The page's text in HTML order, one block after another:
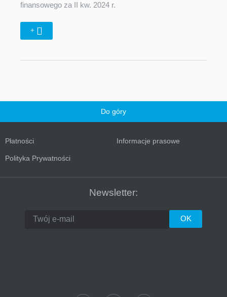
Asseco South Eastern Europe
Turkey
finansowego za II kw. 2024 r.
+
Do góry
Płatności Informacje prasowe
Polityka Prywatności
Newsletter: